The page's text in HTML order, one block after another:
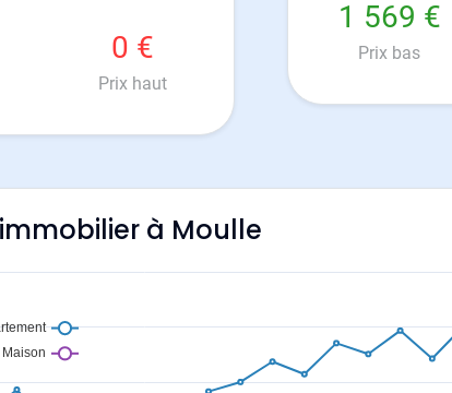
0 €
Prix haut
1 569 €
Prix bas
à Moulle